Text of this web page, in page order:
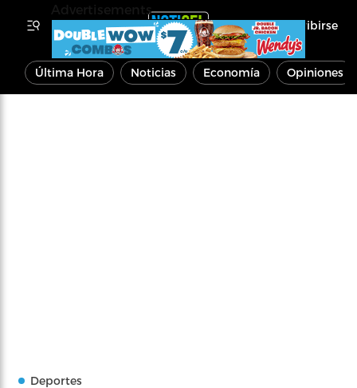
Inscribirse
Última Hora Noticias Economía Opiniones
Deportes
Advertisements